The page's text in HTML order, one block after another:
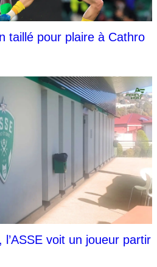
taillé pour plaire à Cathro
voit un joueur partir